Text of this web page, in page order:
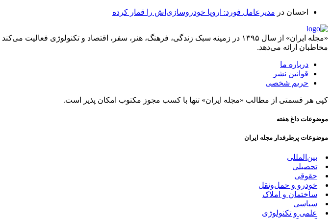
احسان در مدیرعامل فورد: اروپا خودروسازی‌اش را قمار کرده
«مجله ایران» از سال ۱۳۹۵ در زمینه سبک زندگی، فرهنگ، هنر، سفر، اقتصاد و تکنولوژی
مخاطبان ارائه می‌دهد.
درباره ما
قوانین نشر
حریم شخصی
کپی هر قسمتی از مطالب «مجله ایران» تنها با کسب مجوز مکتوب امکان پذیر است.
موضوعات داغ هفته
موضوعات پرطرفدار مجله ایران
بین‌المللی
تحصیلی
حقوقی
خودرو و حمل‌و‌نقل
ساختمان و املاک
سیاسی
علمی و تکنولوژی